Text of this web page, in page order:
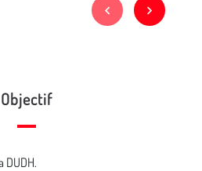
Objectif
DUDH.